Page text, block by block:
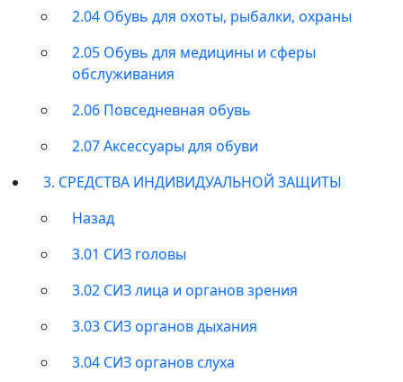
2.04 Обувь для охоты, рыбалки, охраны
2.05 Обувь для медицины и сферы
обслуживания
2.06 Повседневная обувь
2.07 Аксессуары для обуви
3. СРЕДСТВА ИНДИВИДУАЛЬНОЙ ЗАЩИТЫ
Назад
3.01 СИЗ головы
3.02 СИЗ лица и органов зрения
3.03 СИЗ органов дыхания
3.04 СИЗ органов слуха